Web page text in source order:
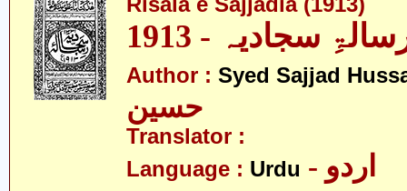
سجادیہ - 1913
Author : Syed Sajjad
حسین
Translator :
Language : Urdu - اردو